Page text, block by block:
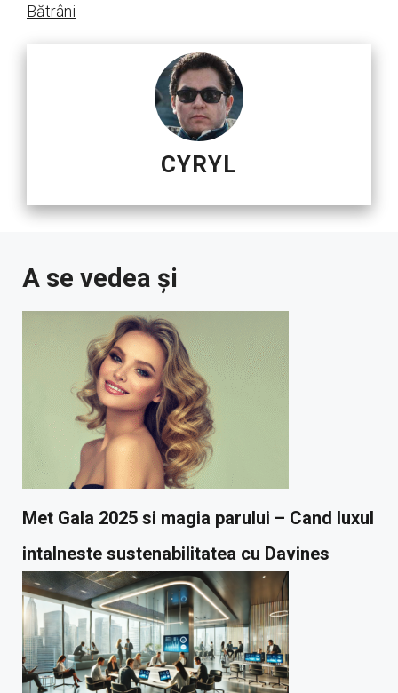
Bătrâni
CYRYL
A se vedea și
Met Gala 2025 si magia parului – Cand luxul
intalneste sustenabilitatea cu Davines